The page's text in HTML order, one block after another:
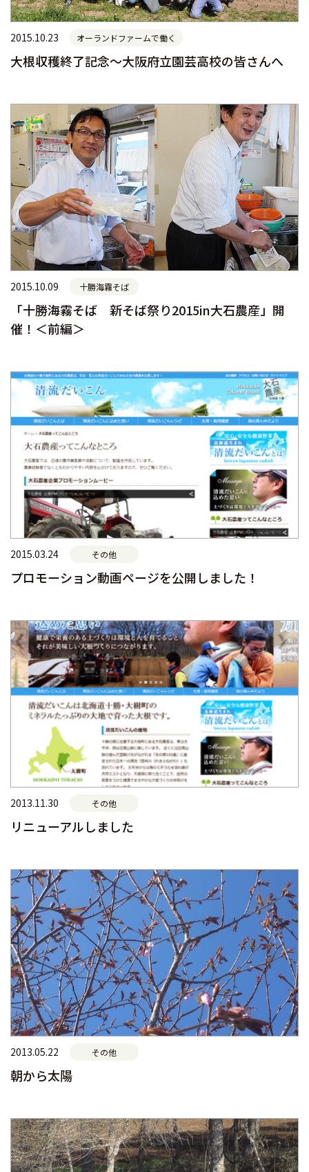
2015.10.23 オーランドファームで働く
大根収穫終了記念～大阪府立園芸高校の皆さんへ
2015.10.09 十勝海霧そば
「十勝海霧そば 新そば祭り2015in大石農産」開
催！＜前編＞
2015.03.24 その他
プロモーション動画ページを公開しました！
2013.11.30 その他
リニューアルしました
2013.05.22 その他
朝から太陽